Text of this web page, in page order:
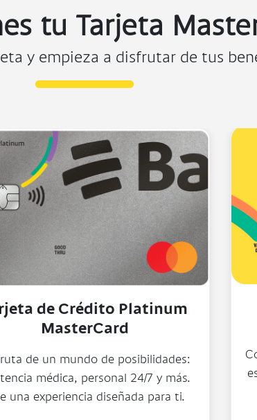
tu Tarjeta
y empieza a disfrutar de tus
Débito Platinum
Mastercard
sin complicarte: beneficios únicos
vez que usas tu Tarjeta de Débito.
Solicítala en agencias